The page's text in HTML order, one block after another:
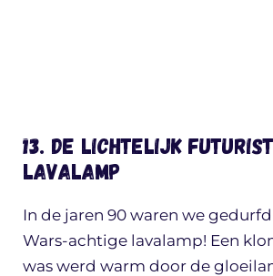
13. De lichtelijk
lavalamp
In de jaren 90 waren we
Wars-achtige lavalamp! Een
was werd warm door de